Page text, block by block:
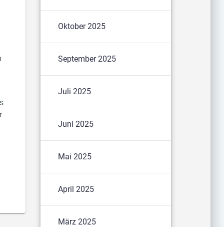
Oktober 2025
September 2025
Juli 2025
Juni 2025
Mai 2025
April 2025
März 2025